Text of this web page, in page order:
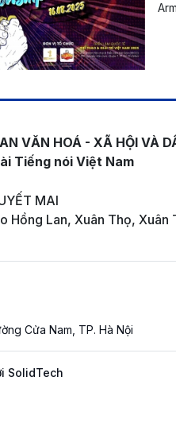
VĂN HOÁ - XÃ HỘI VÀ
Tiếng nói Việt Nam
MAI
Hồng Lan, Xuân Thọ, Xuân
Cửa Nam, TP. Hà Nội
SolidTech